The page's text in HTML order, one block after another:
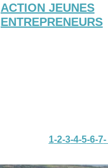
ACTION JEUNES
ENTREPRENEURS
1-2-3-4-5-6-7-